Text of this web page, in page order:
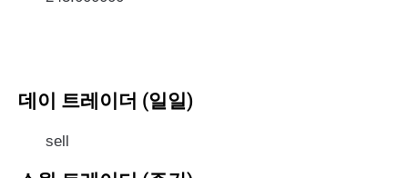
데이 트레이더 (일일)
sell